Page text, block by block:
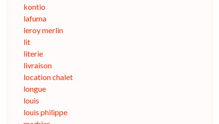
kontio
lafuma
leroy merlin
lit
literie
livraison
location chalet
longue
louis
louis philippe